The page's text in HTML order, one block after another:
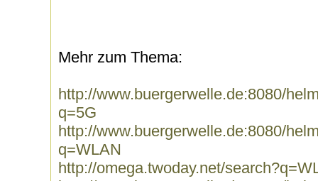
Mehr zum Thema:
http://www.buergerwelle.de:8080/
q=5G
http://www.buergerwelle.de:8080/
q=WLAN
http://omega.twoday.net/